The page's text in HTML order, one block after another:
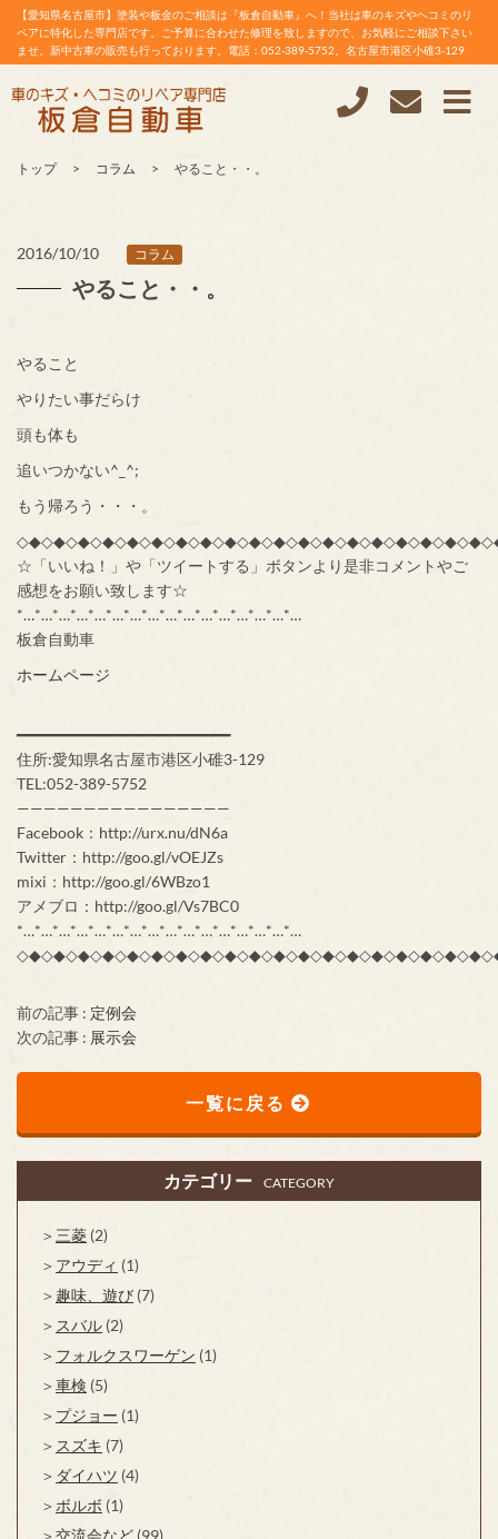
【愛知県名古屋市】塗装や板金のご相談は『板倉自動車』へ！当社は車のキズやヘコミのリ
ペアに特化した専門店です。ご予算に合わせた修理を致しますので、お気軽にご相談下さい
ませ。新中古車の販売も行っております。電話：052-389-5752。名古屋市港区小碓3-129
トップ コラム やること・・。
2016/10/10 コラム
やること・・。
やること
やりたい事だらけ
頭も体も
追いつかない^_^;
もう帰ろう・・・。
☆「いいね！」や「ツイートする」ボタンより是非コメントやご
感想をお願い致します☆
*…*…*…*…*…*…*…*…*…*…*…*…*…*…*…*…
板倉自動車
ホームページ
━━━━━━━━━━━━━━━━━━━━━━━━
住所:愛知県名古屋市港区小碓3-129
TEL:052-389-5752
————————————————
Facebook：http://urx.nu/dN6a
Twitter：http://goo.gl/vOEJZs
mixi：http://goo.gl/6WBzo1
アメブロ：http://goo.gl/Vs7BC0
*…*…*…*…*…*…*…*…*…*…*…*…*…*…*…*…
前の記事 : 定例会
次の記事 : 展示会
一覧に戻る
カテゴリー CATEGORY
三菱 (2)
アウディ (1)
趣味、遊び (7)
スバル (2)
フォルクスワーゲン (1)
車検 (5)
プジョー (1)
スズキ (7)
ダイハツ (4)
ボルボ (1)